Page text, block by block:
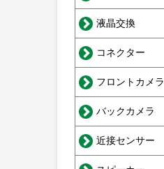
液晶交換
コネクター
フロントカメラ
バックカメラ
近接センサー